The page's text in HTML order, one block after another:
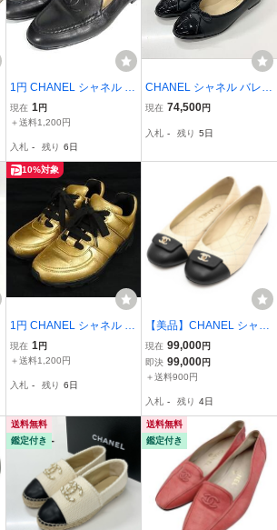
1円 CHANEL シャネル コ
コマーク ラムスキン ロー
ファー 表記サイズ 36 (約
ース ブラック系 FZ5514
現在 1 円
＋送料1,200円
入札 - 残り 6日
CHANEL シャネル バレリ
ーナ ココマーク フラット
現在 74,500円
入札 - 残り 5日
10%対象
1円 CHANEL シャネル コ
コマーク レザー スニーカ
ー 表記サイズ 35 (約22.5
ス ゴールド系×ブラック
現在 1 円
＋送料1,200円
入札 - 残り 6日
【美品】CHANEL シャネ
ル パンプス G45879 COC
Oマーク ロゴ ターンロッ
ク マトラッセ フラットシ
ージュ 黒 伊製
現在 99,000円
即決 99,000円
＋送料900円
入札 - 残り 4日
送料無料
鑑定付き
送料無料
鑑定付き